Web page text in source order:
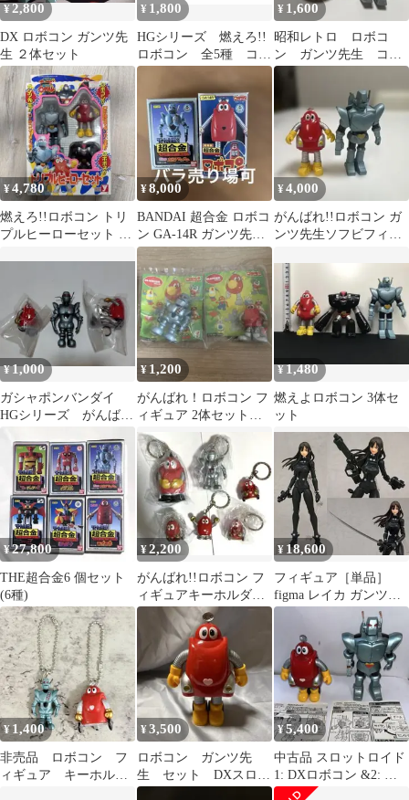
¥ 2,800
DX ロボコン ガンツ先
生 ２体セット
¥ 1,800
HGシリーズ 燃えろ!!
ロボコン 全5種 コン
プリート バンダイ
¥ 1,600
昭和レトロ ロボコ
ン ガンツ先生 コロ
コロサイクル人形 食
玩プラモ 全2体セット
¥4,780
燃えろ!!ロボコン トリ
プルヒーローセット ロ
¥8,000
BANDAI 超合金 ロボコ
ン GA-14R ガンツ先生
GT-05 超合金
¥4,000
がんばれ!!ロボコン ガ
ンツ先生ソフビフィギ
1999
¥1,000
ガシャポンバンダイ
HGシリーズ がんば
ギュアセット
¥ 1,200
がんばれ！ロボコン フ
ィギュア 2体セット
タイ セブンイレブン
¥1,480
燃えよロボコン 3体セ
ット
¥27,800
THE超合金6 個セット
(6種)
¥2,200
がんばれ!!ロボコン フ
ィギュアキーホルダー
6個セット ガンツ先生
入り レトロ
¥ 18,600
フィギュア［単品］
figma レイカ ガンツス
ーツVer. 「限定版コミ
ック GANTZ figma付初
回限定版（26）」 同梱
フィギュア【14日以内
発送】
¥ 1,400
非売品 ロボコン フ
ィギュア キーホルダ
¥3,500
ロボコン ガンツ先
生 セット DXスロッ
トロイドシリーズ
¥5,400
中古品 スロットロイド
1: DXロボコン &2: ガ
ンツ先生セット 動作品